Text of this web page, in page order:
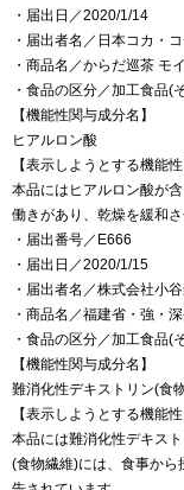
・届出日／2020/1/14
・届出者名／日本コカ・
・商品名／からだ巡茶 モ
・食品の区分／加工食品(
【機能性関与成分名】
ヒアルロン酸
【表示しようとする機能性
本品にはヒアルロン酸が
働きがあり、乾燥を緩和
・届出番号／E666
・届出日／2020/1/15
・届出者名／株式会社小
・商品名／福建省・強・
・食品の区分／加工食品(
【機能性関与成分名】
難消化性デキストリン(食
【表示しようとする機能性
本品には難消化性デキス
(食物繊維)には、食事から